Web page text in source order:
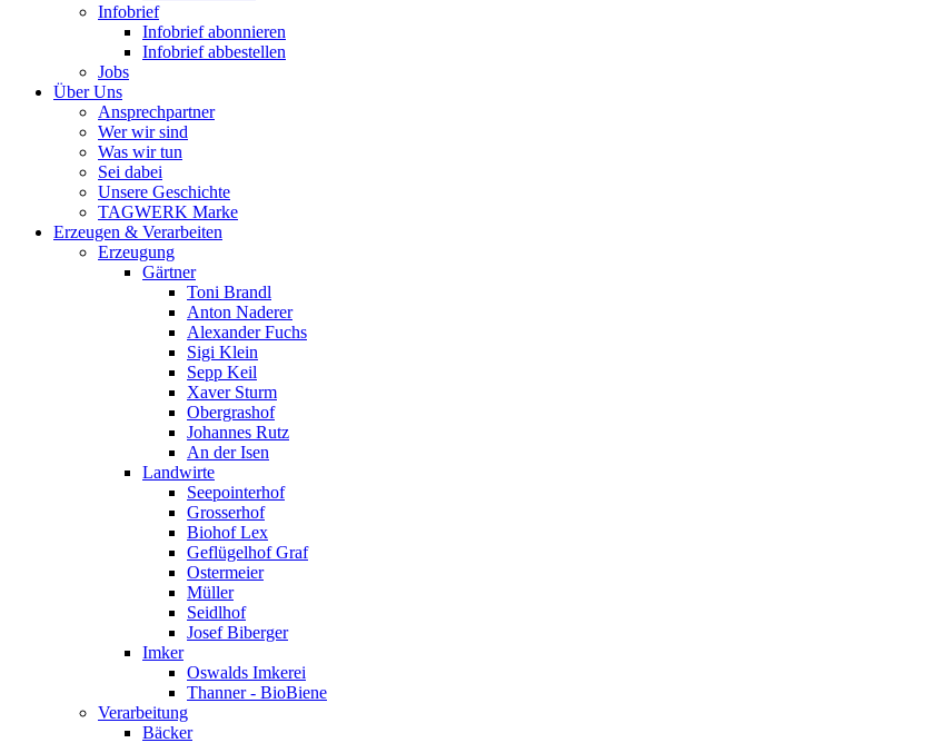
Infobrief
Infobrief abonnieren
Infobrief abbestellen
Jobs
Über Uns
Ansprechpartner
Wer wir sind
Was wir tun
Sei dabei
Unsere Geschichte
TAGWERK Marke
Erzeugen & Verarbeiten
Erzeugung
Gärtner
Toni Brandl
Anton Naderer
Alexander Fuchs
Sigi Klein
Sepp Keil
Xaver Sturm
Obergrashof
Johannes Rutz
An der Isen
Landwirte
Seepointerhof
Grosserhof
Biohof Lex
Geflügelhof Graf
Ostermeier
Müller
Seidlhof
Josef Biberger
Imker
Oswalds Imkerei
Thanner - BioBiene
Verarbeitung
Bäcker